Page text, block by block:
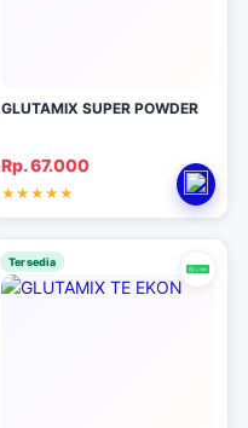
GLUTAMIX SUPER POWDER
Rp. 67.000
Tersedia